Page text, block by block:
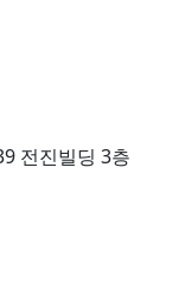
전진빌딩 3층